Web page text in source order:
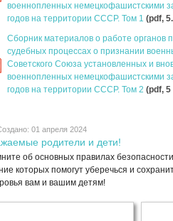
военнопленных немецкофашистскими
годов на территории СССР. Том 1 (pdf,
Сборник материалов о работе органов
судебных процессах о признании
Советского Союза установленных и
военнопленных немецкофашистскими
годов на территории СССР. Том 2 (pdf,
01 апреля 2024
родители и дети!
об основных правилах
которых помогут уберечься и
вам и вашим детям!